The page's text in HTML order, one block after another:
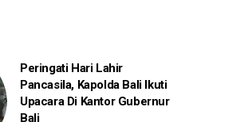
Peringati Hari Lahir
Pancasila, Kapolda Bali Ikuti
Upacara Di Kantor Gubernur
Bali